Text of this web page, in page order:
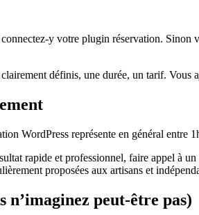
y votre plugin réservation. Sinon
définis, une durée, un tarif. Vous
WordPress représente en général
rapide et professionnel, faire appel
proposées aux artisans et
n’imaginez peut-être pas)